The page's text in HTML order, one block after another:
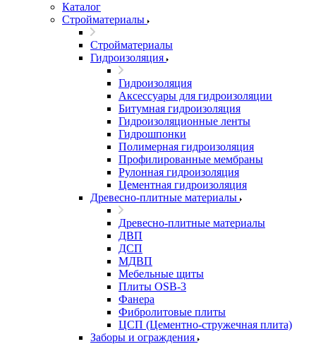
Каталог
Стройматериалы
Стройматериалы
Гидроизоляция
Гидроизоляция
Аксессуары для гидроизоляции
Битумная гидроизоляция
Гидроизоляционные ленты
Гидрошпонки
Полимерная гидроизоляция
Профилированные мембраны
Рулонная гидроизоляция
Цементная гидроизоляция
Древесно-плитные материалы
Древесно-плитные материалы
ДВП
ДСП
МДВП
Мебельные щиты
Плиты OSB-3
Фанера
Фибролитовые плиты
ЦСП (Цементно-стружечная плита)
Заборы и ограждения